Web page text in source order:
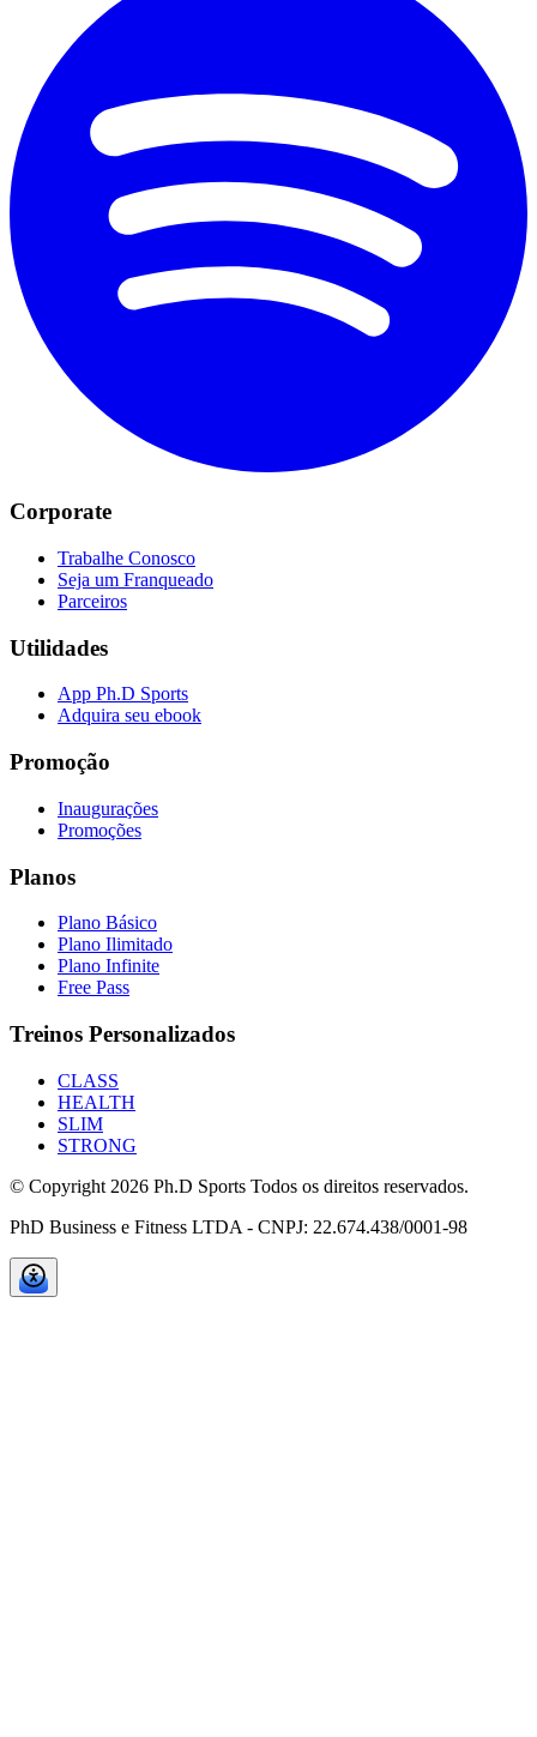
Corporate
Trabalhe Conosco
Seja um Franqueado
Parceiros
Utilidades
App Ph.D Sports
Adquira seu ebook
Promoção
Inaugurações
Promoções
Planos
Plano Básico
Plano Ilimitado
Plano Infinite
Free Pass
Treinos Personalizados
CLASS
HEALTH
SLIM
STRONG
© Copyright 2026 Ph.D Sports Todos os direitos reservados.
PhD Business e Fitness LTDA - CNPJ: 22.674.438/0001-98